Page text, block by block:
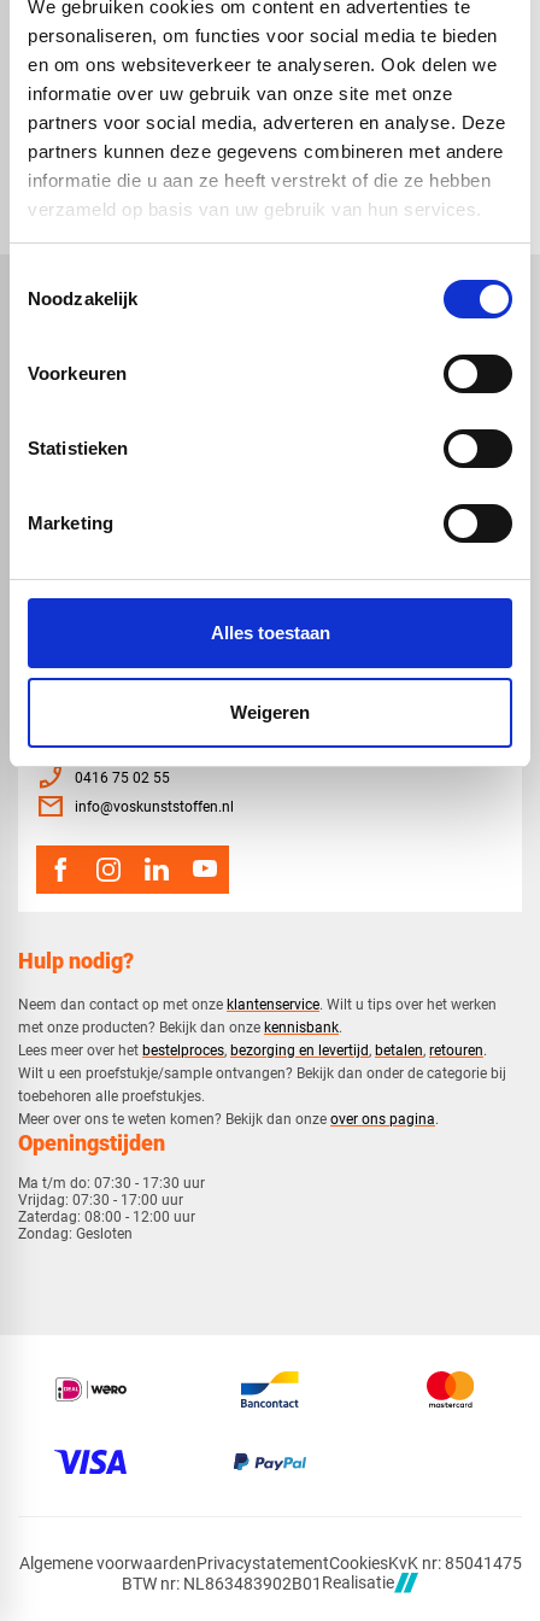
We gebruiken cookies om content en advertenties te
personaliseren, om functies voor social media te bieden
en om ons websiteverkeer te analyseren. Ook delen we
informatie over uw gebruik van onze site met onze
partners voor social media, adverteren en analyse. Deze
partners kunnen deze gegevens combineren met andere
informatie die u aan ze heeft verstrekt of die ze hebben
verzameld op basis van uw gebruik van hun services.
Noodzakelijk
Voorkeuren
Statistieken
Marketing
Alles toestaan
Weigeren
Driehoek
Rechthoek
zoals zagen, verlijmen en lassen.
check_circleVanaf€ 750,-gratis bezorgd
check_circleKlanten geven Vos Kunststoffen een9,0/10na2663 beoordelingen
check_circle 2-5dagen levertijd
Plexiglas
Kunststof platen
HPL platen
Trespa
Hulp nodig?
Neem dan contact op met onze klantenservice. Wilt u tips over het werken
met onze producten? Bekijk dan onze kennisbank.
​Lees meer over het bestelproces, bezorging en levertijd, betalen, retouren.​
​Wilt u een proefstukje/sample ontvangen? Bekijk dan onder de categorie bij
toebehoren alle proefstukjes.
​​Meer over ons te weten komen? Bekijk dan onze over ons pagina.
Openingstijden
Ma t/m do: 07:30 - 17:30 uur
Vrijdag: 07:30 - 17:00 uur
Zaterdag: 08:00 - 12:00 uur
Zondag: Gesloten
map Veensesteeg 8, 4264 KG Veen
phone_enabled 0416 75 02 55
mail info@voskunststoffen.nl
Algemene voorwaardenPrivacystatementCookiesKvK nr: 85041475
BTW nr: NL863483902B01 Realisatie